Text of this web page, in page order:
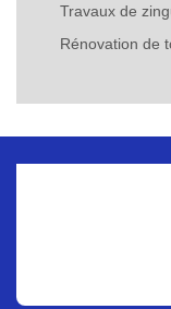
Travaux de
Rénovation de